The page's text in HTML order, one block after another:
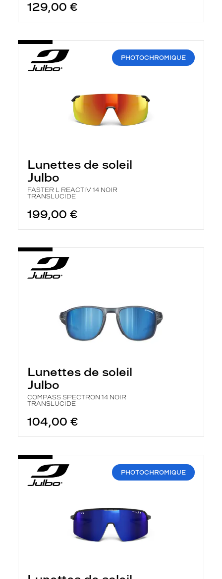
129,00 €
PHOTOCHROMIQUE
Lunettes de soleil
Julbo
FASTER L REACTIV 14 NOIR
TRANSLUCIDE
199,00 €
Lunettes de soleil
Julbo
COMPASS SPECTRON 14 NOIR
TRANSLUCIDE
104,00 €
PHOTOCHROMIQUE